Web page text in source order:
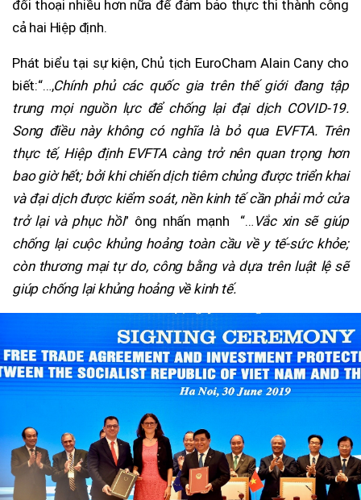
đối thoại nhiều hơn nữa để đảm bảo thực thi thành công
cả hai Hiệp định.
Phát biểu tại sự kiện, Chủ tịch EuroCham Alain Cany cho
biết:“…,Chính phủ các quốc gia trên thế giới đang tập
trung mọi nguồn lực để chống lại đại dịch COVID-19.
Song điều này không có nghĩa là bỏ qua EVFTA. Trên
thực tế, Hiệp định EVFTA càng trở nên quan trọng hơn
bao giờ hết; bởi khi chiến dịch tiêm chủng được triển khai
và đại dịch được kiểm soát, nền kinh tế cần phải mở cửa
trở lại và phục hồi” ông nhấn mạnh “… Vắc xin sẽ giúp
chống lại cuộc khủng hoảng toàn cầu về y tế-sức khỏe;
còn thương mại tự do, công bằng và dựa trên luật lệ sẽ
giúp chống lại khủng hoảng về kinh tế.